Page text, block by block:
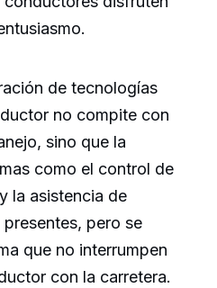
de tecnologías
no compite con
sino que la
como el control de
la asistencia de
pero se
que no interrumpen
con la carretera.